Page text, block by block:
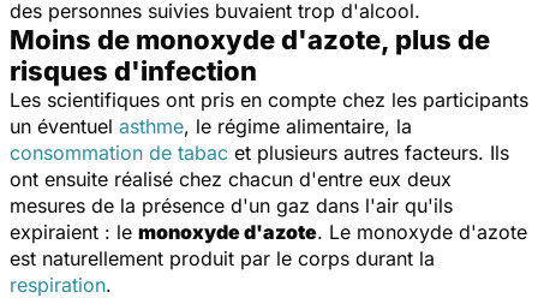
des personnes suivies buvaient trop d'alcool.
Moins de monoxyde d'azote, plus de
risques d'infection
Les scientifiques ont pris en compte chez les participants
un éventuel asthme, le régime alimentaire, la
consommation de tabac et plusieurs autres facteurs. Ils
ont ensuite réalisé chez chacun d'entre eux deux
mesures de la présence d'un gaz dans l'air qu'ils
expiraient : le monoxyde d'azote. Le monoxyde d'azote
est naturellement produit par le corps durant la
respiration.